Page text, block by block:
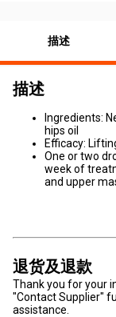
描述
描述
Ingredients:
hips oil
Efficacy:
One or two
week of
and upper
退货及退款
Thank you for your
"Contact Supplier"
assistance.